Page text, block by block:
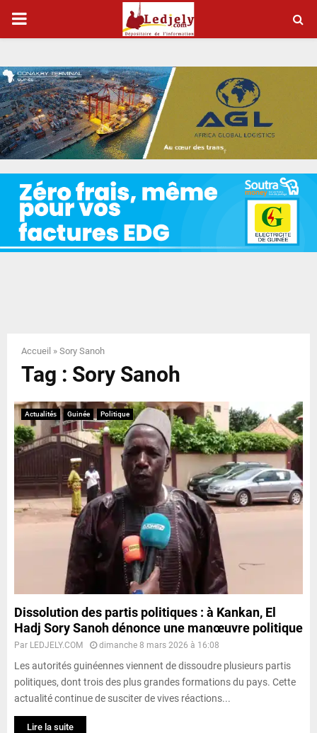
P
I
M
A
Y
N
U
Accueil » Sory Sanoh
Tag : Sory Sanoh
Actualités Guinée Politique
Dissolution des partis politiques : à Kankan, El
Hadj Sory Sanoh dénonce une manœuvre politique
Par LEDJELY.COM dimanche 8 mars 2026 à 16:08
Les autorités guinéennes viennent de dissoudre plusieurs partis
politiques, dont trois des plus grandes formations du pays. Cette
actualité continue de susciter de vives réactions...
Lire la suite